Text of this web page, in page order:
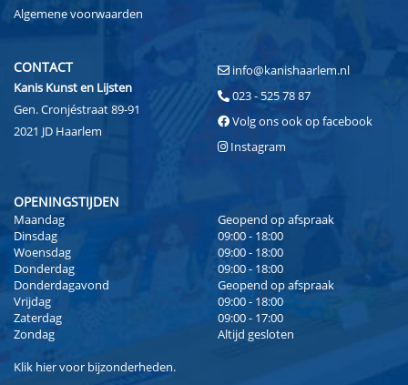
Algemene voorwaarden
CONTACT
Kanis Kunst en Lijsten
Gen. Cronjéstraat 89-91
2021 JD Haarlem
info@kanishaarlem.nl
023 - 525 78 87
Volg ons ook op facebook
Instagram
OPENINGSTIJDEN
Maandag
Geopend op afspraak
Dinsdag
09:00 - 18:00
Woensdag
09:00 - 18:00
Donderdag
09:00 - 18:00
Donderdagavond
Geopend op afspraak
Vrijdag
09:00 - 18:00
Zaterdag
09:00 - 17:00
Zondag
Altijd gesloten
Klik hiervoor bijzonderheden.